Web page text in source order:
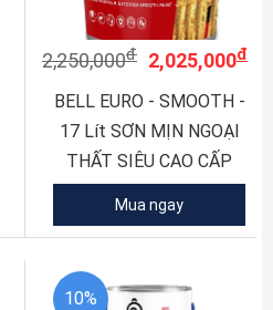
2,250,000đ 2,025,000đ
BELL EURO - SMOOTH -
17 Lít SƠN MỊN NGOẠI
THẤT SIÊU CAO CẤP
Mua ngay
10%